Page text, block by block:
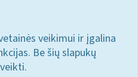
veikimui ir įgalina
Be šių slapukų